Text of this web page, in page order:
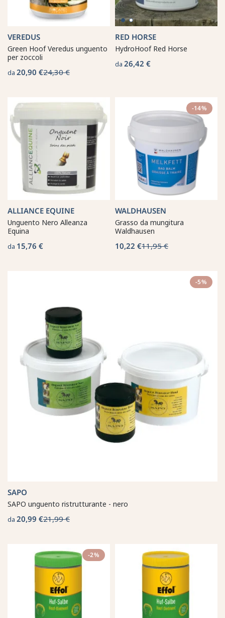
VEREDUS
Green Hoof Veredus unguento
per zoccoli
da 20,90 €24,30 €
RED HORSE
HydroHoof Red Horse
da 26,42 €
ALLIANCE EQUINE
Unguento Nero Alleanza
Equina
da 15,76 €
-14%
WALDHAUSEN
Grasso da mungitura
Waldhausen
10,22 €11,95 €
-5%
SAPO
SAPO unguento ristrutturante - nero
da 20,99 €21,99 €
-2%